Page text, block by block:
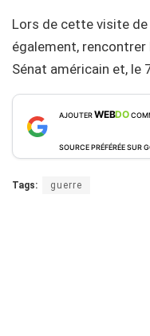
Lors de cette visite de
également, rencontrer
Sénat américain et, le
AJOUTERWEBDO
SOURCE PRÉFÉRÉE SUR
Tags: guerre